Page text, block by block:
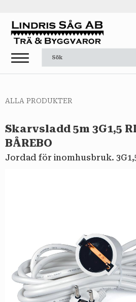
Meny
ALLA PRODUKTER
Skarvsladd 5m 3G1,5
BÅREBO
Jordad för inomhusbruk.